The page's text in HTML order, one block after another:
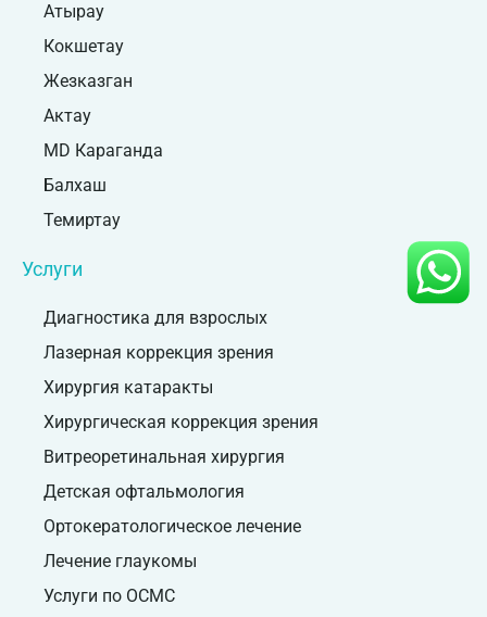
Атырау
Кокшетау
Жезказган
Актау
MD Караганда
Балхаш
Темиртау
Услуги
Диагностика для взрослых
Лазерная коррекция зрения
Хирургия катаракты
Хирургическая коррекция зрения
Витреоретинальная хирургия
Детская офтальмология
Ортокератологическое лечение
Лечение глаукомы
Услуги по ОСМС